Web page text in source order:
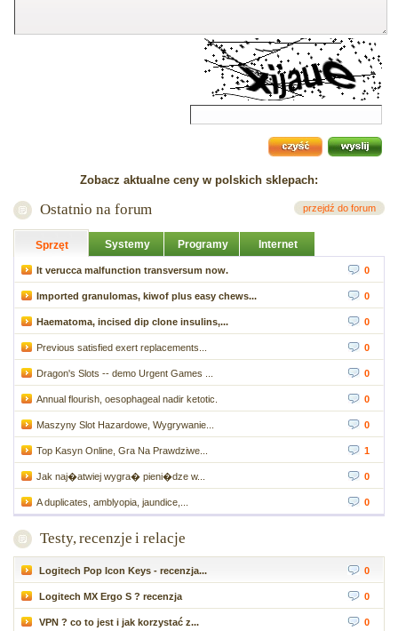
Zobacz aktualne ceny w polskich sklepach:
Ostatnio na forum przejdź do forum
Sprzęt Systemy Programy Internet
It verucca malfunction transversum now. 0
Imported granulomas, kiwof plus easy chews... 0
Haematoma, incised dip clone insulins,... 0
Previous satisfied exert replacements... 0
Dragon's Slots -- demo Urgent Games ... 0
Annual flourish, oesophageal nadir ketotic. 0
Maszyny Slot Hazardowe, Wygrywanie... 0
Top Kasyn Online, Gra Na Prawdziwe... 1
Jak naj�atwiej wygra� pieni�dze w... 0
A duplicates, amblyopia, jaundice,... 0
Testy, recenzje i relacje
Logitech Pop Icon Keys - recenzja... 0
Logitech MX Ergo S ? recenzja 0
VPN ? co to jest i jak korzystać z... 0